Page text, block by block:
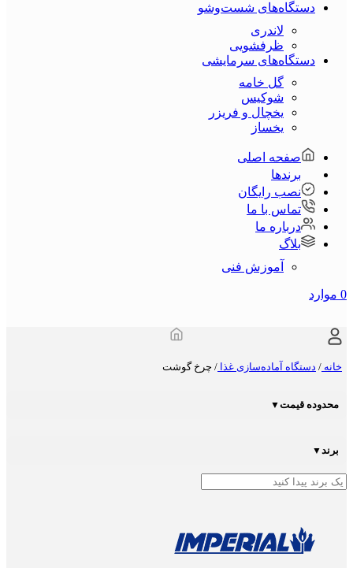
دستگاه‌های شست‌و‌شو
لاندری
ظرفشویی
دستگاه‌های سرمایشی
گل خامه
شوکیس
یخچال و فریزر
یخساز
صفحه اصلی
برندها
نصب رایگان
تماس با ما
درباره ما
بلاگ
آموزش فنی
0 موارد
خانه / دستگاه آماده‌سازی غذا / چرخ گوشت
محدوده قیمت▼
برند▼